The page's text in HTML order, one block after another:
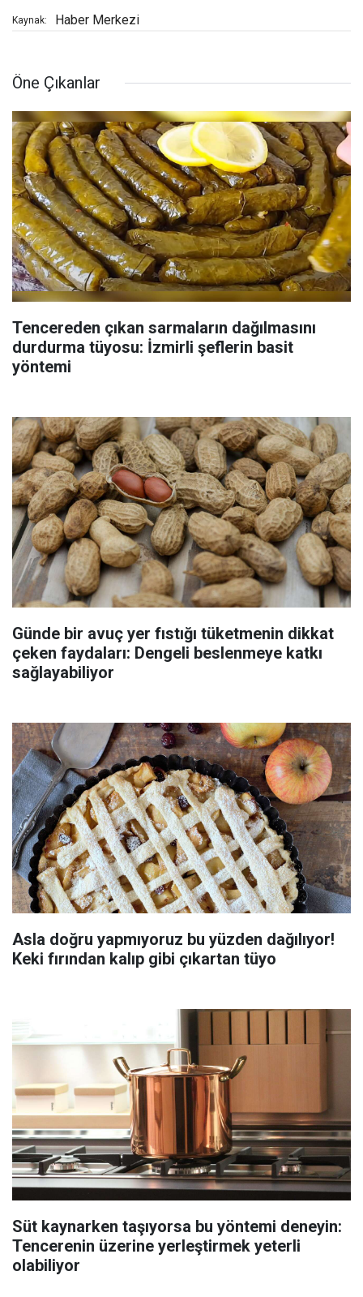
Kaynak: Haber Merkezi
Öne Çıkanlar
Tencereden çıkan sarmaların dağılmasını
durdurma tüyosu: İzmirli şeflerin basit
yöntemi
Günde bir avuç yer fıstığı tüketmenin dikkat
çeken faydaları: Dengeli beslenmeye katkı
sağlayabiliyor
Asla doğru yapmıyoruz bu yüzden dağılıyor!
Keki fırından kalıp gibi çıkartan tüyo
Süt kaynarken taşıyorsa bu yöntemi deneyin:
Tencerenin üzerine yerleştirmek yeterli
olabiliyor